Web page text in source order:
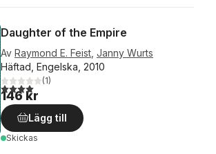
Daughter of the Empire
Av Raymond E. Feist Janny Wurts
Häftad, Engelska, 2010
4,0utav 5 stjärnor. Totalt antal röster:
(1)
146 kr
Lägg till
Skickas